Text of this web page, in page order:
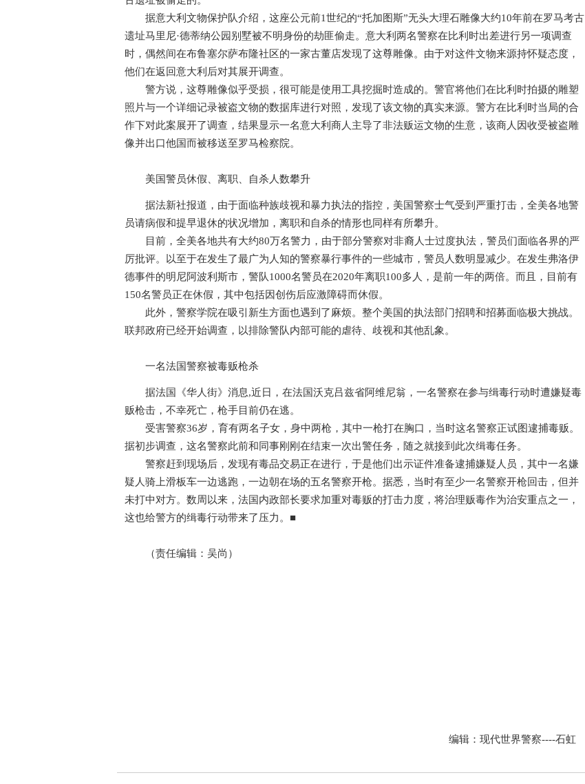
据意大利文物保护队介绍，这座公元前1世纪的“托加图斯”无头大理石雕像大约10年前在罗马考古
遗址马里尼·德蒂纳公园别墅被不明身份的劫匪偷走。意大利两名警察在比利时出差进行另一项调查
时，偶然间在布鲁塞尔萨布隆社区的一家古董店发现了这尊雕像。由于对这件文物来源持怀疑态度，
他们在返回意大利后对其展开调查。
警方说，这尊雕像似乎受损，很可能是使用工具挖掘时造成的。警官将他们在比利时拍摄的雕塑
照片与一个详细记录被盗文物的数据库进行对照，发现了该文物的真实来源。警方在比利时当局的合
作下对此案展开了调查，结果显示一名意大利商人主导了非法贩运文物的生意，该商人因收受被盗雕
像并出口他国而被移送至罗马检察院。
美国警员休假、离职、自杀人数攀升
据法新社报道，由于面临种族歧视和暴力执法的指控，美国警察士气受到严重打击，全美各地警
员请病假和提早退休的状况增加，离职和自杀的情形也同样有所攀升。
目前，全美各地共有大约80万名警力，由于部分警察对非裔人士过度执法，警员们面临各界的严
厉批评。以至于在发生了最广为人知的警察暴行事件的一些城市，警员人数明显减少。在发生弗洛伊
德事件的明尼阿波利斯市，警队1000名警员在2020年离职100多人，是前一年的两倍。而且，目前有
150名警员正在休假，其中包括因创伤后应激障碍而休假。
此外，警察学院在吸引新生方面也遇到了麻烦。整个美国的执法部门招聘和招募面临极大挑战。
联邦政府已经开始调查，以排除警队内部可能的虐待、歧视和其他乱象。
一名法国警察被毒贩枪杀
据法国《华人街》消息,近日，在法国沃克吕兹省阿维尼翁，一名警察在参与缉毒行动时遭嫌疑毒
贩枪击，不幸死亡，枪手目前仍在逃。
受害警察36岁，育有两名子女，身中两枪，其中一枪打在胸口，当时这名警察正试图逮捕毒贩。
据初步调查，这名警察此前和同事刚刚在结束一次出警任务，随之就接到此次缉毒任务。
警察赶到现场后，发现有毒品交易正在进行，于是他们出示证件准备逮捕嫌疑人员，其中一名嫌
疑人骑上滑板车一边逃跑，一边朝在场的五名警察开枪。据悉，当时有至少一名警察开枪回击，但并
未打中对方。数周以来，法国内政部长要求加重对毒贩的打击力度，将治理贩毒作为治安重点之一，
这也给警方的缉毒行动带来了压力。■
（责任编辑：吴尚）
编辑：现代世界警察----石虹